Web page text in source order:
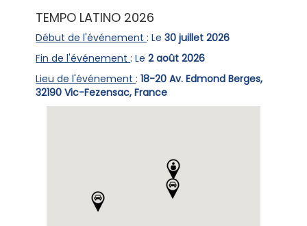
TEMPO LATINO 2026
Début de l'événement: Le30 juillet 2026
Fin de l'événement: Le2 août 2026
Lieu de l'événement:18-20 Av. Edmond Berges,
32190 Vic-Fezensac, France